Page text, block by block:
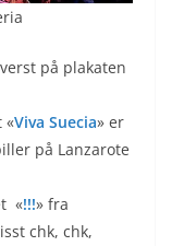
på plakaten
«Viva Suecia» er
på Lanzarote
«!!!» fra
chk, chk,